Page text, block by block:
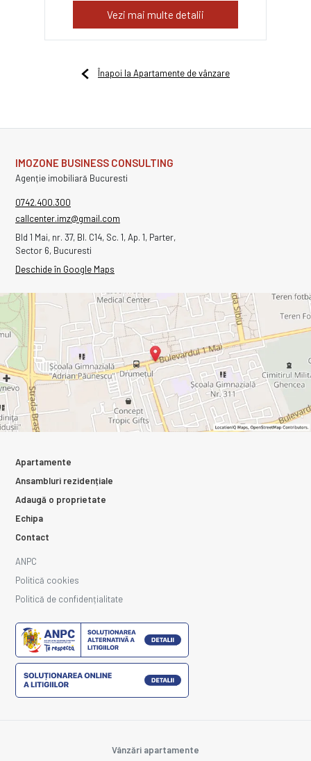
Vezi mai multe detalii
Înapoi la Apartamente de vânzare
IMOZONE BUSINESS CONSULTING
Agenție imobiliară Bucuresti
0742.400.300
callcenter.imz@gmail.com
Bld 1 Mai, nr. 37, Bl. C14, Sc. 1, Ap. 1, Parter,
Sector 6, Bucuresti
Deschide în Google Maps
Apartamente
Ansambluri rezidențiale
Adaugă o proprietate
Echipa
Contact
ANPC
Politică cookies
Politică de confidențialitate
Vânzări apartamente